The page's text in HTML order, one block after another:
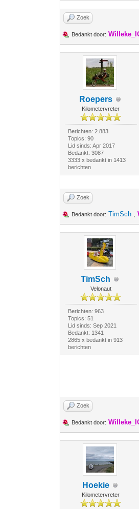
Zoek
Bedankt door:
Roepers
Kilometervreter
Berichten: 2.883
Topics: 90
Lid sinds: Apr 2017
Bedankt: 3087
3333 x bedankt in 1413
berichten
Zoek
Bedankt door: TimSch ,
TimSch
Velonaut
Berichten: 963
Topics: 51
Lid sinds: Sep 2021
Bedankt: 1341
2865 x bedankt in 913
berichten
Zoek
Bedankt door:
Hoekie
Kilometervreter